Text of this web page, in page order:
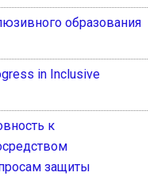
образования
in Inclusive
к
защиты